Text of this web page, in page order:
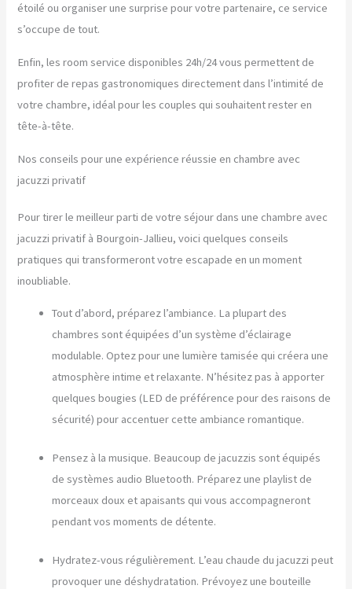
étoilé ou organiser une surprise pour votre partenaire, ce service
s’occupe de tout.
Enfin, les room service disponibles 24h/24 vous permettent de
profiter de repas gastronomiques directement dans l’intimité de
votre chambre, idéal pour les couples qui souhaitent rester en
tête-à-tête.
Nos conseils pour une expérience réussie en chambre avec
jacuzzi privatif
Pour tirer le meilleur parti de votre séjour dans une chambre avec
jacuzzi privatif à Bourgoin-Jallieu, voici quelques conseils
pratiques qui transformeront votre escapade en un moment
inoubliable.
Tout d’abord, préparez l’ambiance. La plupart des
chambres sont équipées d’un système d’éclairage
modulable. Optez pour une lumière tamisée qui créera une
atmosphère intime et relaxante. N’hésitez pas à apporter
quelques bougies (LED de préférence pour des raisons de
sécurité) pour accentuer cette ambiance romantique.
Pensez à la musique. Beaucoup de jacuzzis sont équipés
de systèmes audio Bluetooth. Préparez une playlist de
morceaux doux et apaisants qui vous accompagneront
pendant vos moments de détente.
Hydratez-vous régulièrement. L’eau chaude du jacuzzi peut
provoquer une déshydratation. Prévoyez une bouteille